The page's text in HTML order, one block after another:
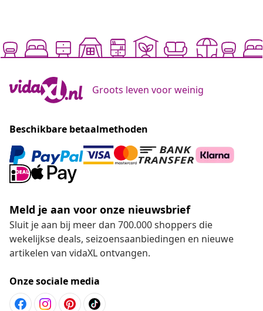
Groots leven voor weinig
Beschikbare betaalmethoden
Meld je aan voor onze nieuwsbrief
Sluit je aan bij meer dan 700.000 shoppers die
wekelijkse deals, seizoensaanbiedingen en nieuwe
artikelen van vidaXL ontvangen.
Onze sociale media